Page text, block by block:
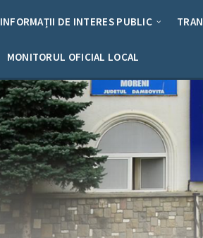
INFORMAȚII DE INTERES PUBLIC
MONITORUL OFICIAL LOCAL